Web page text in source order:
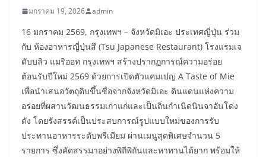
มกราคม 19, 2026 admin
16 มกราคม 2569, กรุงเทพฯ – จังหวัดมิเอะ ประเทศญี่ปุ่น ร่วม
กับ ห้องอาหารญี่ปุ่นสึ (Tsu Japanese Restaurant) โรงแรมเจ
ดับบลิว แมริออท กรุงเทพฯ สร้างปรากฏการณ์ความอร่อย
ต้อนรับปีใหม่ 2569 ด้วยการเปิดตัวแคมเปญ A Taste of Mie
เพื่อนำเสนอวัตถุดิบขึ้นชื่อจากจังหวัดมิเอะ ดินแดนแห่งความ
อร่อยที่ผสานวัฒนธรรมเก่าแก่และเป็นถิ่นกำเนิดนินจาอันโด่ง
ดัง โดยรังสรรค์เป็นประสบการณ์รูปแบบใหม่ของการรับ
ประทานอาหารระดับพรีเมียม ผ่านเมนูสุดพิเศษจำนวน 5
รายการ ซึ่งคัดสรรมาอย่างพิถีพิถันและหาทานได้ยาก พร้อมให้